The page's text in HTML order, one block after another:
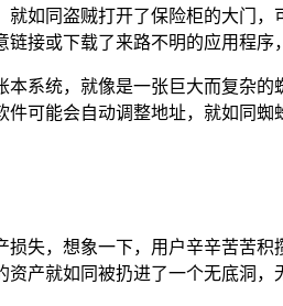
如同盗贼打开了保险柜的大门
接或下载了来路不明的应用程序
系统，就像是一张巨大而复杂
可能会自动调整地址，就如同
失，想象一下，用户辛辛苦苦
产就如同被扔进了一个无底洞